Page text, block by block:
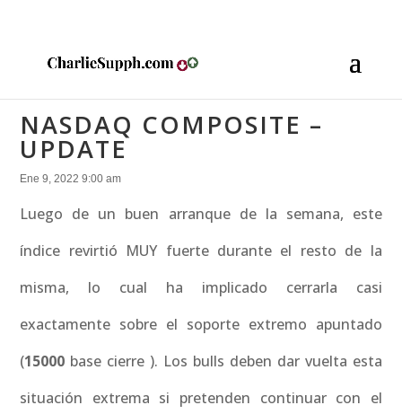
NASDAQ COMPOSITE –
UPDATE
Ene 9, 2022 9:00 am
Luego de un buen arranque de la semana, este
índice revirtió MUY fuerte durante el resto de la
misma, lo cual ha implicado cerrarla casi
exactamente sobre el soporte extremo apuntado
(15000 base cierre ). Los bulls deben dar vuelta esta
situación extrema si pretenden continuar con el